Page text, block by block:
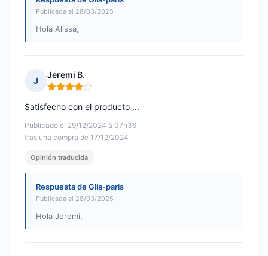
Publicada el 28/03/2025
Hola Alissa,
J
Jeremi B.
Nota: 4 de 5
Publicado el 29/12/2024 à 07h36
tras una compra de 17/12/2024
Satisfecho con el producto ...
Opinión traducida
Respuesta de Glia-paris
Publicada el 28/03/2025
Hola Jeremi,